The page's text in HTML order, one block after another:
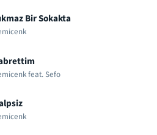
Bir Sokakta
feat. Sefo